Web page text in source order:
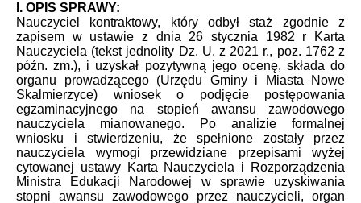
I. OPIS SPRAWY:
Nauczyciel kontraktowy, który odbył staż zgodnie z
zapisem w ustawie z dnia 26 stycznia 1982 r Karta
Nauczyciela (tekst jednolity Dz. U. z 2021 r., poz. 1762 z
późn. zm.), i uzyskał pozytywną jego ocenę, składa do
organu prowadzącego (Urzędu Gminy i Miasta Nowe
Skalmierzyce) wniosek o podjęcie postępowania
egzaminacyjnego na stopień awansu zawodowego
nauczyciela mianowanego. Po analizie formalnej
wniosku i stwierdzeniu, że spełnione zostały przez
nauczyciela wymogi przewidziane przepisami wyżej
cytowanej ustawy Karta Nauczyciela i Rozporządzenia
Ministra Edukacji Narodowej w sprawie uzyskiwania
stopni awansu zawodowego przez nauczycieli, organ